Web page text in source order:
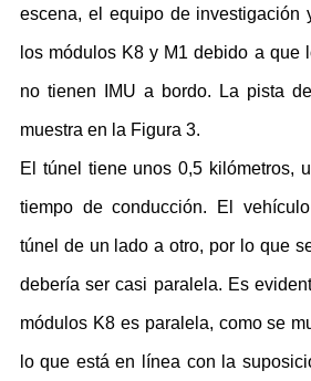
escena, el equipo de investigación
los módulos K8 y M1 debido a que
no tienen IMU a bordo. La pista
muestra en la Figura 3.
El túnel tiene unos 0,5 kilómetros,
tiempo de conducción. El
túnel de un lado a otro, por lo que
debería ser casi paralela. Es
módulos K8 es paralela, como se
lo que está en línea con la